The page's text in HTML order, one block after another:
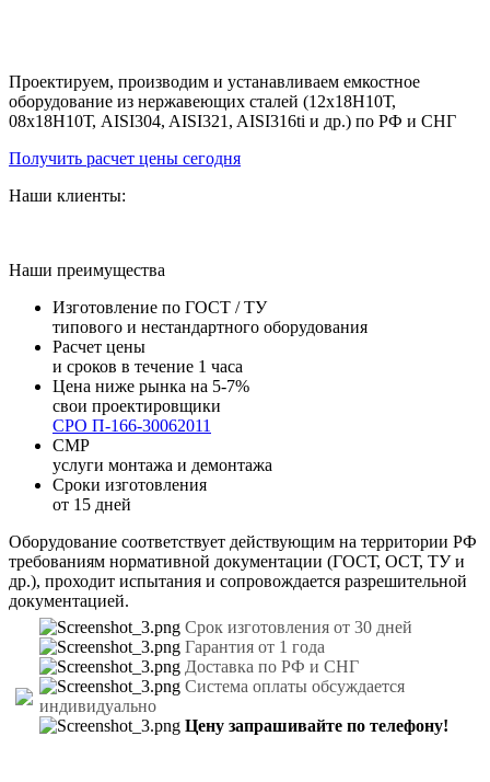
Проектируем, производим и устанавливаем емкостное
оборудование из нержавеющих сталей (12х18Н10Т,
08х18Н10Т, AISI304, AISI321, AISI316ti и др.) по РФ и СНГ
Получить расчет цены сегодня
Наши клиенты:
Наши преимущества
Изготовление по ГОСТ / ТУ
типового и нестандартного оборудования
Расчет цены
и сроков в течение 1 часа
Цена ниже рынка на 5-7%
свои проектировщики
СРО П-166-30062011
СМР
услуги монтажа и демонтажа
Сроки изготовления
от 15 дней
Оборудование соответствует действующим на территории РФ
требованиям нормативной документации (ГОСТ, ОСТ, ТУ и
др.), проходит испытания и сопровождается разрешительной
документацией.
Срок изготовления от 30 дней
Гарантия от 1 года
Доставка по РФ и СНГ
Система оплаты обсуждается
индивидуально
Цену запрашивайте по телефону!